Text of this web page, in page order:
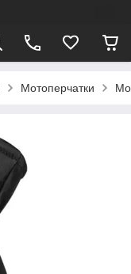
Мотоперчатки